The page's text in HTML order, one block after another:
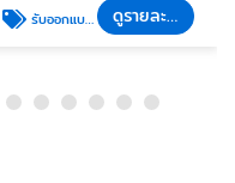
รับออกแบบก่อสร้าง ดูรายละเอียด